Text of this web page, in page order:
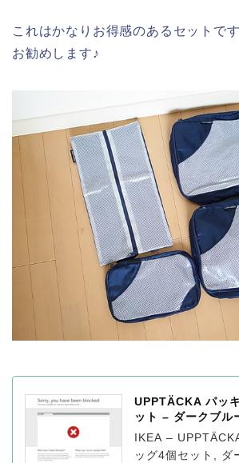
これはかなりお得感のあるセットです
お勧めします♪
UPPTÄCKA パッ
ット – ダークブル
IKEA –
ッグ4個セット, ダ